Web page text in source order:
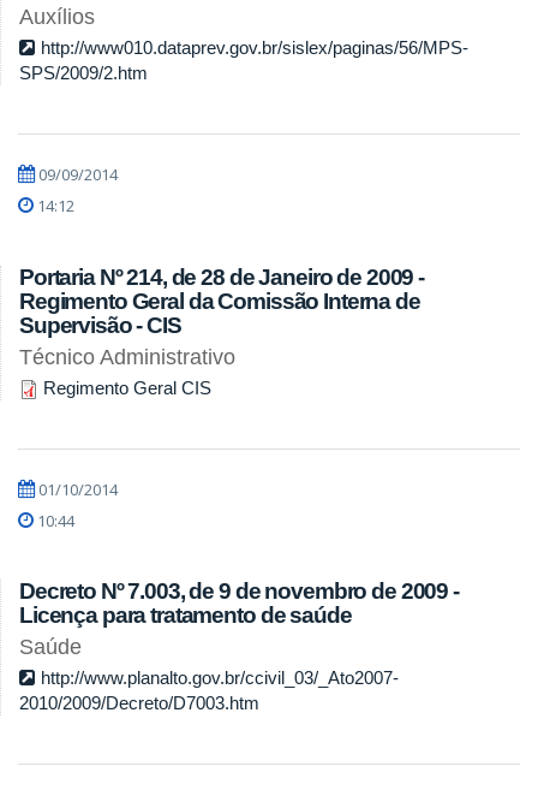
Auxílios
http://www010.dataprev.gov.br/sislex/paginas/56/MPS-
SPS/2009/2.htm
09/09/2014
14:12
Portaria Nº 214, de 28 de Janeiro de 2009 -
Regimento Geral da Comissão Interna de
Supervisão - CIS
Técnico Administrativo
Regimento Geral CIS
01/10/2014
10:44
Decreto Nº 7.003, de 9 de novembro de 2009 -
Licença para tratamento de saúde
Saúde
http://www.planalto.gov.br/ccivil_03/_Ato2007-
2010/2009/Decreto/D7003.htm